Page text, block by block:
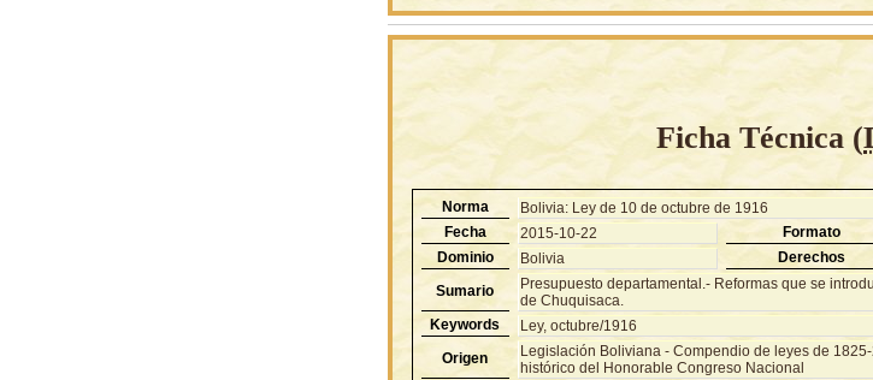
Ficha Técnica (
Norma
Bolivia: Ley de 10 de octubre de 1916
Fecha
2015-10-22 Formato
Dominio
Bolivia Derechos
Sumario
Presupuesto departamental.- Reformas que se
de Chuquisaca.
Keywords
Ley, octubre/1916
Origen
Legislación Boliviana - Compendio de leyes de
histórico del Honorable Congreso Nacional